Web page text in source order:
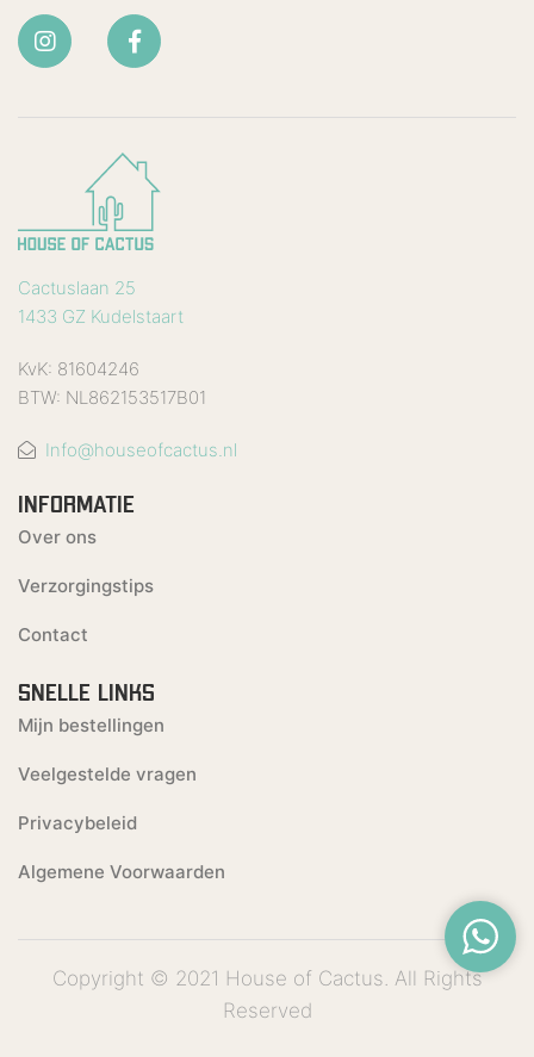
Cactuslaan 25
1433 GZ Kudelstaart
KvK: 81604246
BTW: NL862153517B01
Info@houseofcactus.nl
INFORMATIE
Over ons
Verzorgingstips
Contact
SNELLE LINKS
Mijn bestellingen
Veelgestelde vragen
Privacybeleid
Algemene Voorwaarden
Copyright © 2021 House of Cactus. All Rights
Reserved